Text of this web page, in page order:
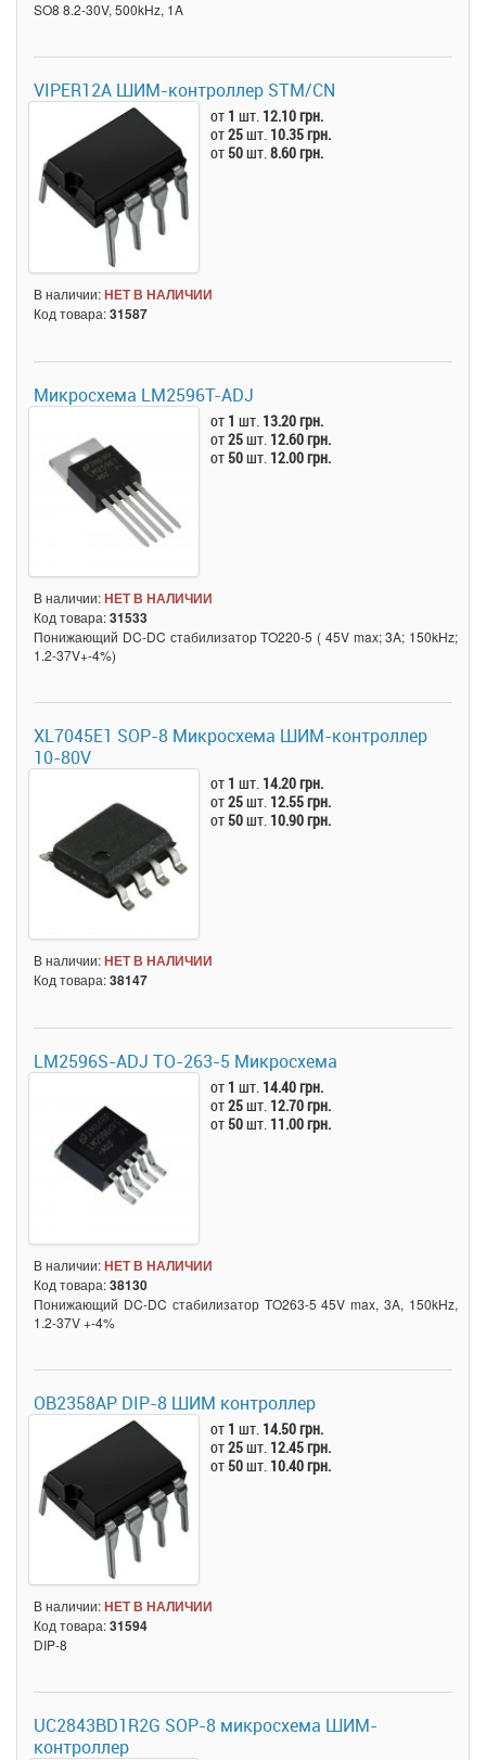
SO8 8.2-30V, 500kHz, 1A
VIPER12A ШИМ-контроллер STM/CN
от 1 шт. 12.10 грн.
от25шт. 10.35 грн.
от 50шт.8.60 грн.
В наличии:НЕТ В НАЛИЧИИ
Код товара:31587
Микросхема LM2596T-ADJ
от 1 шт. 13.20 грн.
от25шт. 12.60 грн.
от 50шт. 12.00 грн.
В наличии:НЕТ В НАЛИЧИИ
Код товара:31533
Понижающий DC-DC стабилизатор TO220-5 ( 45V max; 3A; 150kHz;
1.2-37V+-4%)
XL7045E1 SOP-8 Микросхема ШИМ-контроллер
10-80V
от 1 шт. 14.20 грн.
от25шт. 12.55 грн.
от 50шт. 10.90 грн.
В наличии:НЕТ В НАЛИЧИИ
Код товара:38147
LM2596S-ADJ TO-263-5 Микросхема
от 1 шт. 14.40 грн.
от25шт. 12.70 грн.
от 50шт. 11.00 грн.
В наличии:НЕТ В НАЛИЧИИ
Код товара:38130
Понижающий DC-DC стабилизатор TO263-5 45V max, 3A, 150kHz,
1.2-37V +-4%
OB2358AP DIP-8 ШИМ контроллер
от 1 шт. 14.50 грн.
от25шт. 12.45 грн.
от 50шт. 10.40 грн.
В наличии:НЕТ В НАЛИЧИИ
Код товара:31594
DIP-8
UC2843BD1R2G SOP-8 микросхема ШИМ-
контроллер